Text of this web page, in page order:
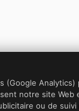
(Google Analytics)
notre site Web
ou de